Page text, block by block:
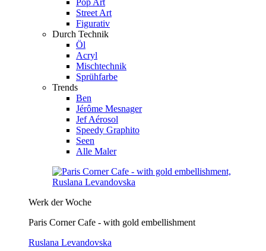
Street Art
Figurativ
Durch Technik
Öl
Acryl
Mischtechnik
Sprühfarbe
Trends
Ben
Jérôme Mesnager
Jef Aérosol
Speedy Graphito
Seen
Alle Maler
Werk der Woche
Paris Corner Cafe - with gold embellishment
Ruslana Levandovska